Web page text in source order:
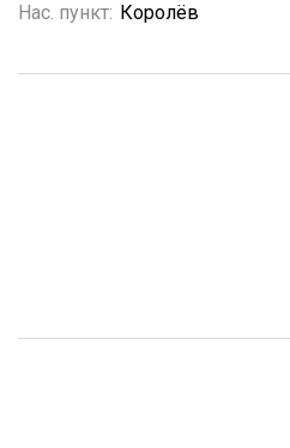
Нас. пункт: Королёв